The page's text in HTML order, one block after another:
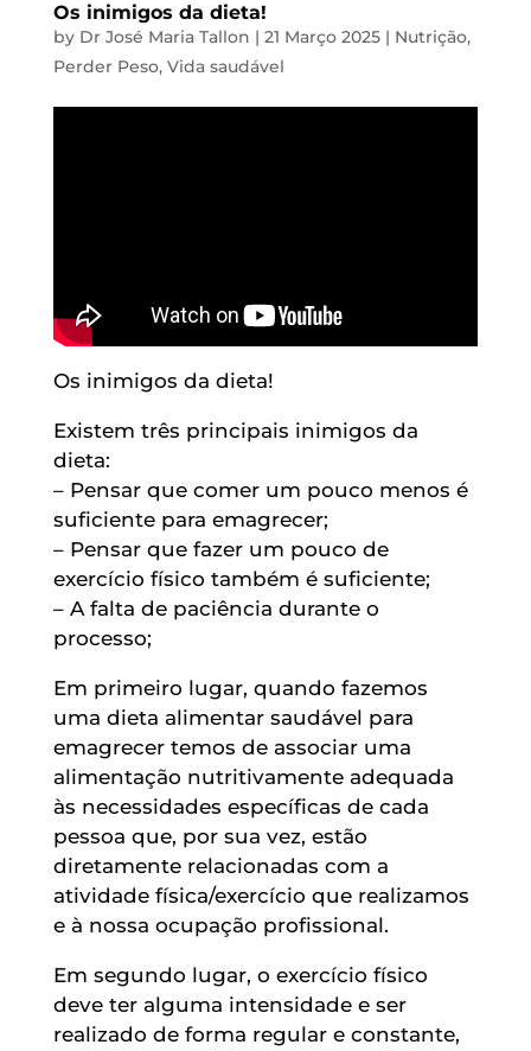
Os inimigos da dieta!
by Dr José Maria Tallon | 21 Março 2025| Nutrição,
Perder Peso, Vida saudável
Os inimigos da dieta!
Existem três principais inimigos da
dieta:
– Pensar que comer um pouco menos é
suficiente para emagrecer;
– Pensar que fazer um pouco de
exercício físico também é suficiente;
– A falta de paciência durante o
processo;
Em primeiro lugar, quando fazemos
uma dieta alimentar saudável para
emagrecer temos de associar uma
alimentação nutritivamente adequada
às necessidades específicas de cada
pessoa que, por sua vez, estão
diretamente relacionadas com a
atividade física/exercício que realizamos
e à nossa ocupação profissional.
Em segundo lugar, o exercício físico
deve ter alguma intensidade e ser
realizado de forma regular e constante,